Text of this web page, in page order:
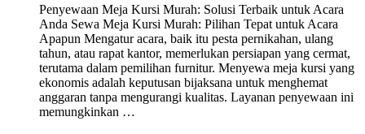
Penyewaan Meja Kursi Murah: Solusi Terbaik untuk Acara
Anda Sewa Meja Kursi Murah: Pilihan Tepat untuk Acara
Apapun Mengatur acara, baik itu pesta pernikahan, ulang
tahun, atau rapat kantor, memerlukan persiapan yang cermat,
terutama dalam pemilihan furnitur. Menyewa meja kursi yang
ekonomis adalah keputusan bijaksana untuk menghemat
anggaran tanpa mengurangi kualitas. Layanan penyewaan ini
memungkinkan …